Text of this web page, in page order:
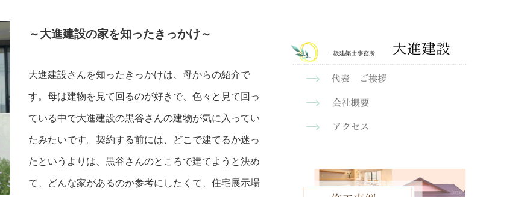
～大進建設の家を知ったきっかけ～
大進建設さんを知ったきっかけは、母からの紹介で
す。 母は建物を見て回るのが好きで、色々と見て回っ
ている中で大進建設の黒谷さんの建物が気に入ってい
たみたいです。契約する前には、どこで建てるか迷っ
たというよりは、黒谷さんのところで建てようと決め
て、どんな家があるのか参考にしたくて、住宅展示場